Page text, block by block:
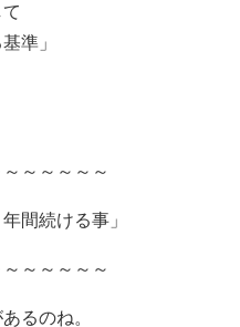
準」
～～～～～
間続ける事」
～～～～～
るのね。